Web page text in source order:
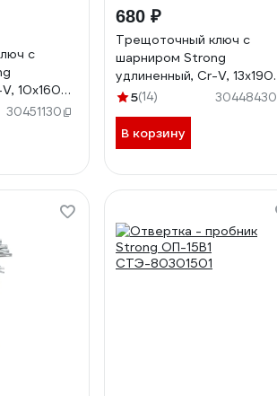
с
10x160
30451130
680 ₽
Трещоточный ключ с
шарниром Strong
удлиненный, Cr-V, 13x190
мм стп-98713190
5(14) 30448430
В корзину